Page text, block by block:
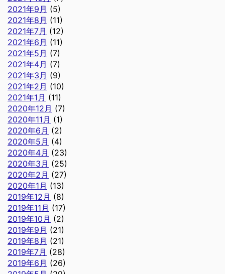
2021年9月 (5)
2021年8月 (11)
2021年7月 (12)
2021年6月 (11)
2021年5月 (7)
2021年4月 (7)
2021年3月 (9)
2021年2月 (10)
2021年1月 (11)
2020年12月 (7)
2020年11月 (1)
2020年6月 (2)
2020年5月 (4)
2020年4月 (23)
2020年3月 (25)
2020年2月 (27)
2020年1月 (13)
2019年12月 (8)
2019年11月 (17)
2019年10月 (2)
2019年9月 (21)
2019年8月 (21)
2019年7月 (28)
2019年6月 (26)